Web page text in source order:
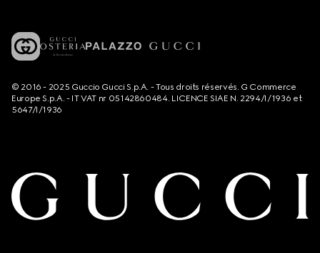
© 2016 - 2025 Guccio Gucci S.p.A. - Tous droits réservés. G Commerce
Europe S.p.A. - IT VAT nr 05142860484. LICENCE SIAE N. 2294/I/1936 et
5647/I/1936